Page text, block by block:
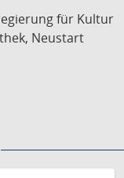
für Kultur
Neustart